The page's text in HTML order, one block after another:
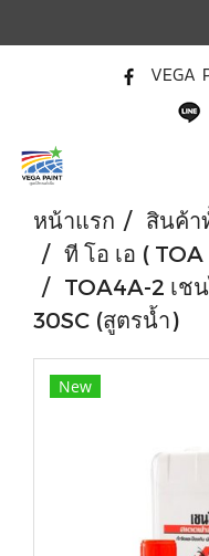
VEGA
หน้าแรก สินค้า
ที โอ เอ ( TOA
TOA4A-2 เช
30SC (สูตรน้ำ)
New